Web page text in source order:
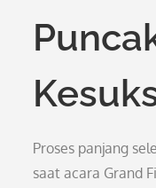
Proses panjang
saat acara Grand